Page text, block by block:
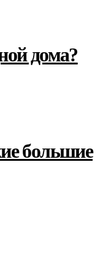
дома?
большие